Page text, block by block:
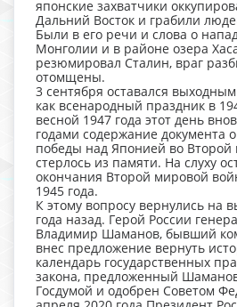
японские захватчики
Дальний Восток и грабили
Были в его речи и слова о
Монголии и в районе озера
резюмировал Сталин, враг
отомщены.
3 сентября оставался
как всенародный праздник в
весной 1947 года этот день
годами содержание документа
победы над Японией во Второй
стерлось из памяти. На слуху
окончания Второй мировой
1945 года.
К этому вопросу вернулись на
года назад. Герой России
Владимир Шаманов, бывший
внес предложение вернуть
календарь государственных
закона, предложенный
Госдумой и одобрен Советом